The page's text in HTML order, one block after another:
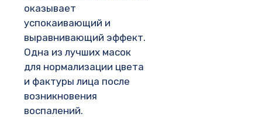
оказывает
успокаивающий и
выравнивающий эффект.
Одна из лучших масок
для нормализации цвета
и фактуры лица после
возникновения
воспалений.